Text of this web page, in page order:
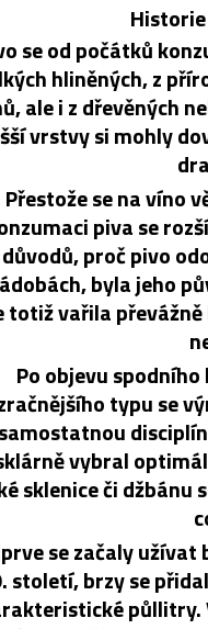
se od počátků
hliněných, z
ale i z dřevěných
vrstvy si mohly
Přestože se na víno
piva se
proč pivo
byla jeho
totiž vařila
Po objevu
typu se
samostatnou
vybral
sklenice či džbánu
se začaly
století, brzy se
půllitry.